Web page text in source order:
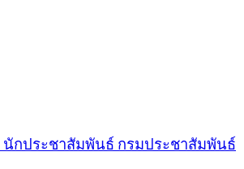
กประชาสัมพันธ์ กรมประชาสัมพันธ์